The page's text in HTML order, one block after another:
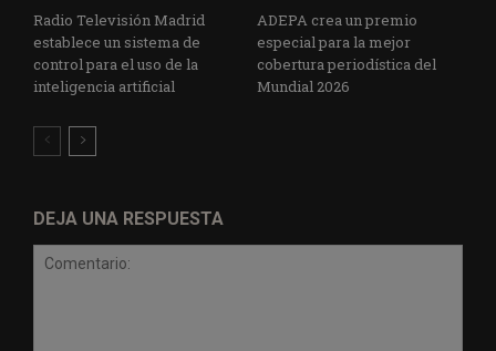
Radio Televisión Madrid
establece un sistema de
control para el uso de la
inteligencia artificial
ADEPA crea un premio
especial para la mejor
cobertura periodística del
Mundial 2026
DEJA UNA RESPUESTA